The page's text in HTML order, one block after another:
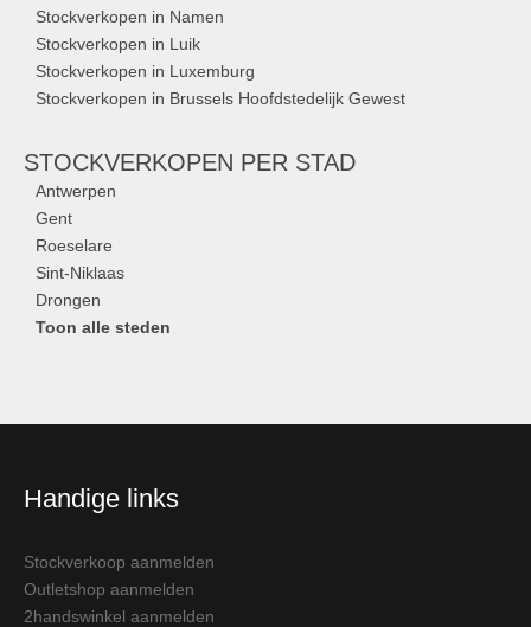
Stockverkopen in Namen
Stockverkopen in Luik
Stockverkopen in Luxemburg
Stockverkopen in Brussels Hoofdstedelijk Gewest
STOCKVERKOPEN PER STAD
Antwerpen
Gent
Roeselare
Sint-Niklaas
Drongen
Toon alle steden
Handige links
Stockverkoop aanmelden
Outletshop aanmelden
2handswinkel aanmelden